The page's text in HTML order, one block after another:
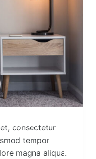
consectetur
tempor
magna aliqua.